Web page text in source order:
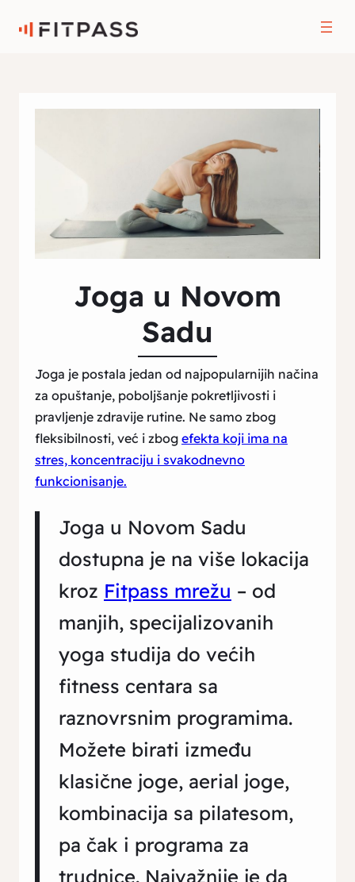
Joga u Novom
Sadu
Joga je postala jedan od najpopularnijih načina
za opuštanje, poboljšanje pokretljivosti i
pravljenje zdravije rutine. Ne samo zbog
fleksibilnosti, već i zbog efekta koji ima na
stres, koncentraciju i svakodnevno
funkcionisanje.
Joga u Novom Sadu
dostupna je na više lokacija
kroz Fitpass mrežu – od
manjih, specijalizovanih
yoga studija do većih
fitness centara sa
raznovrsnim programima.
Možete birati između
klasične joge, aerial joge,
kombinacija sa pilatesom,
pa čak i programa za
trudnice. Najvažnije je da